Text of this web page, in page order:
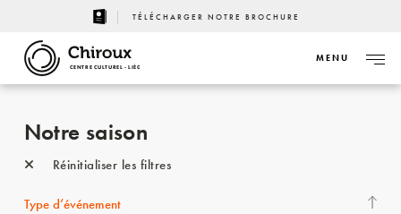
TÉLÉCHARGER NOTRE BROCHURE
CENTRE CULTUREL - LIÈGE
MENU
Notre saison
Réinitialiser les filtres
Type d’événement